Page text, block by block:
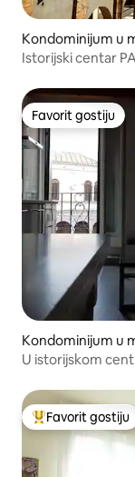
Kondominijum u
Istorijski centar
Favorit gostiju
Favorit gostiju
Kondominijum u
U istorijskom
Glavni favorit
Favorit gostiju